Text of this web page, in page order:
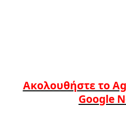
Ακολουθήστε το
Google